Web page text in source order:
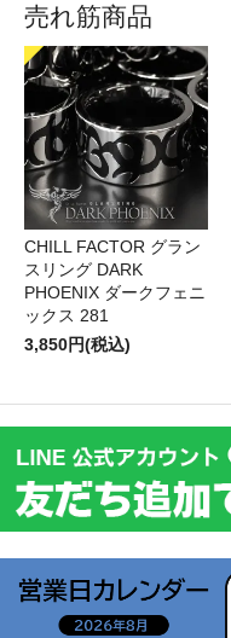
売れ筋商品
CHILL FACTOR グラン
スリング DARK
PHOENIX ダークフェニ
ックス 281
3,850円(税込)